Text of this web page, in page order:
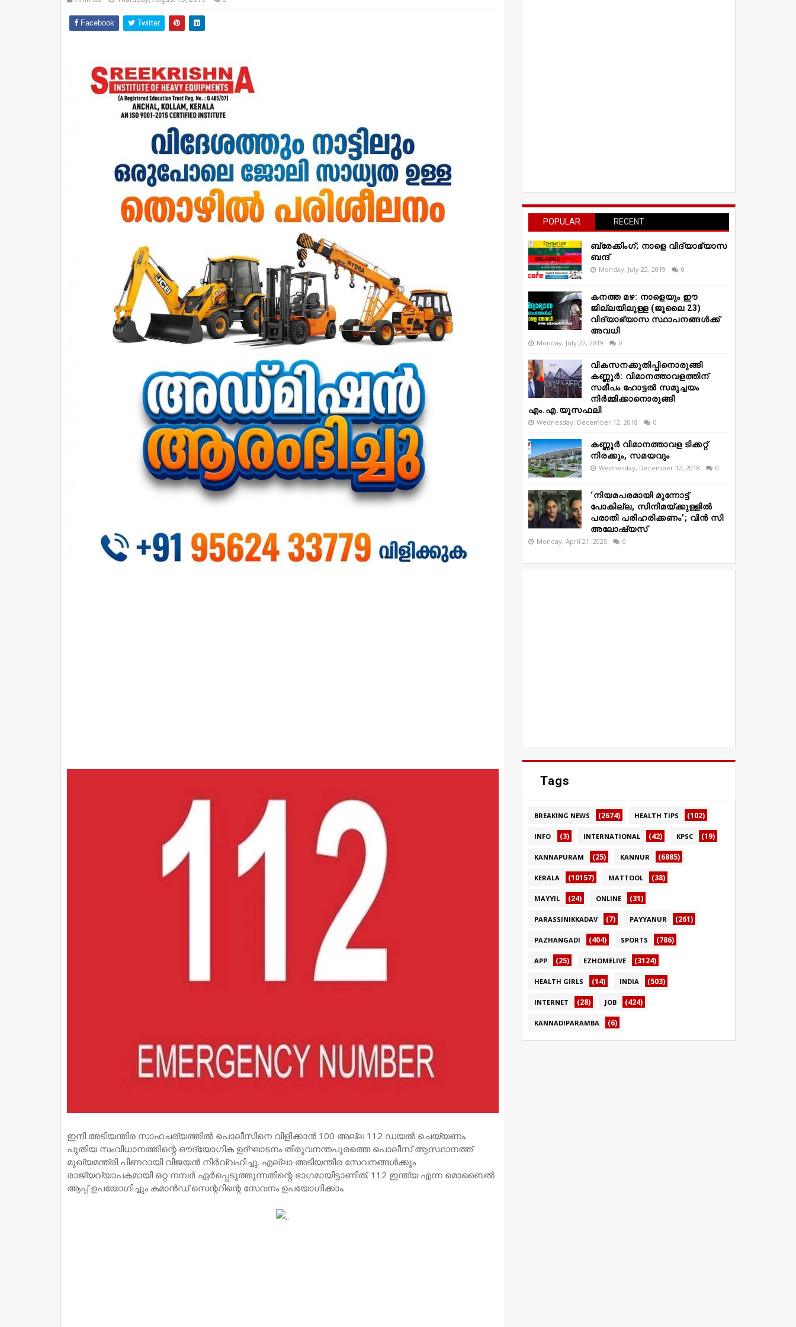
Facebook Twitter
ഇനി അടിയന്തിര സാഹചര്യത്തിൽ പൊലീസിനെ വിളിക്കാൻ 100 അല്ല 112 ഡയൽ ചെയ്യണം.
പുതിയ സംവിധാനത്തിന്റെ ഔദ്യോഗിക ഉദ്ഘാടനം തിരുവനന്തപുരത്തെ പൊലീസ് ആസ്ഥാനത്ത്
മുഖ്യമന്ത്രി പിണറായി വിജയൻ നിർവ്വഹിച്ചു. എല്ലാ അടിയന്തിര സേവനങ്ങൾക്കും
രാജ്യവ്യാപകമായി ഒറ്റ നമ്പര്‍ ഏർപ്പെടുത്തുന്നതിന്റെ ഭാഗമായിട്ടാണിത്. 112 ഇന്ത്യ എന്ന മൊബൈൽ
ആപ്പ് ഉപയോഗിച്ചും കമാൻഡ് സെന്ററിന്റെ സേവനം ഉപയോഗിക്കാം.
POPULAR RECENT
ബ്രേക്കിംഗ്; നാളെ വിദ്യാഭ്യാസ
ബന്ദ്
Monday, July 22, 2019 0
കനത്ത മഴ: നാളെയും ഈ
ജില്ലയിലുള്ള (ജൂലൈ 23)
വിദ്യാഭ്യാസ സ്ഥാപനങ്ങൾക്ക്
അവധി
Monday, July 22, 2019 0
വികസനക്കുതിപ്പിനൊരുങ്ങി
കണ്ണൂർ: വിമാനത്താവളത്തിന്
സമീപം ഹോട്ടൽ സമുച്ചയം
നിർമ്മിക്കാനൊരുങ്ങി
എം.എ.യൂസഫലി
Wednesday, December 12, 2018 0
കണ്ണൂർ വിമാനത്താവള ടിക്കറ്റ്
നിരക്കും, സമയവും
Wednesday, December 12, 2018 0
‘നിയമപരമായി മുന്നോട്ട്
പോകില്ല, സിനിമയ്ക്കുള്ളിൽ
പരാതി പരിഹരിക്കണം’; വിൻ സി
അലോഷ്യസ്
Monday, April 21, 2025 0
Tags
BREAKING NEWS (2674) HEALTH TIPS (102)
INFO (3) INTERNATIONAL (42) KPSC (19)
KANNAPURAM (25) KANNUR (6885)
KERALA (10157) MATTOOL (38)
MAYYIL (24) ONLINE (31)
PARASSINIKKADAV (7) PAYYANUR (261)
PAZHANGADI (404) SPORTS (786)
APP (25) EZHOMELIVE (3124)
HEALTH GIRLS (14) INDIA (503)
INTERNET (28) JOB (424)
KANNADIPARAMBA (6)